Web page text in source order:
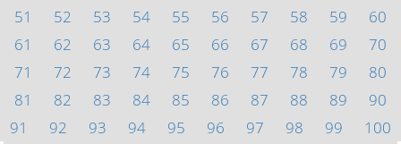
51
52 53 54 55 56 57 58 59
60
61
62 63 64 65 66 67 68 69
70
71
72 73 74 75 76 77 78 79
80
81
82 83 84 85 86 87 88 89
90
91
92 93 94 95 96 97 98 99
100